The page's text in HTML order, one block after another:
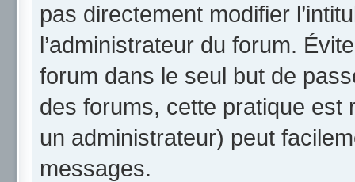
pas directement modifier
l’administrateur du forum.
forum dans le seul but de
des forums, cette pratique est
un administrateur) peut
messages.